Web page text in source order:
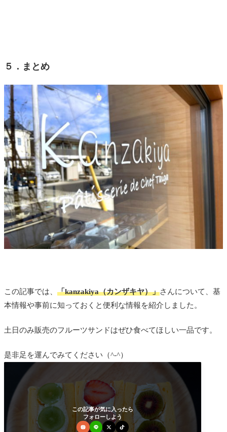
５．まとめ
この記事では、 「kanzakiya（カンザキヤ）」さんについて、基
本情報や事前に知っておくと便利な情報を紹介しました。
土日のみ販売のフルーツサンドはぜひ食べてほしい一品です。
是非足を運んでみてください（^-^）
この記事が気に入ったら
フォローしよう